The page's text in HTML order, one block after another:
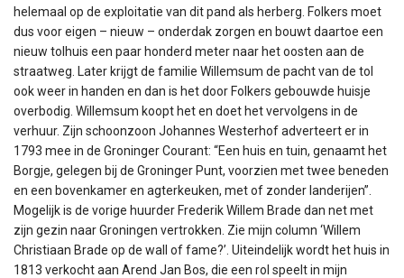
helemaal op de exploitatie van dit pand als herberg. Folkers moet
dus voor eigen – nieuw – onderdak zorgen en bouwt daartoe een
nieuw tolhuis een paar honderd meter naar het oosten aan de
straatweg. Later krijgt de familie Willemsum de pacht van de tol
ook weer in handen en dan is het door Folkers gebouwde huisje
overbodig. Willemsum koopt het en doet het vervolgens in de
verhuur. Zijn schoonzoon Johannes Westerhof adverteert er in
1793 mee in de Groninger Courant: “Een huis en tuin, genaamt het
Borgje, gelegen bij de Groninger Punt, voorzien met twee beneden
en een bovenkamer en agterkeuken, met of zonder landerijen”.
Mogelijk is de vorige huurder Frederik Willem Brade dan net met
zijn gezin naar Groningen vertrokken. Zie mijn column ‘Willem
Christiaan Brade op de wall of fame?’. Uiteindelijk wordt het huis in
1813 verkocht aan Arend Jan Bos, die een rol speelt in mijn